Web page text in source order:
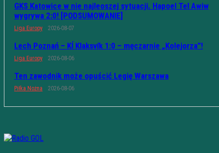
GKS Katowice w nie najleoszej sytuacji. Hapoel Tel Awiw
wygrywa 2:0! [PODSUMOWANIE]
Liga Europy 2026-08-07
Lech Poznań – KÍ Klaksvík 1:0 – męczarnie „Kolejorza”!
Liga Europy 2026-08-06
Ten zawodnik może opuścić Legię Warszawa
Piłka Nożna 2026-08-06